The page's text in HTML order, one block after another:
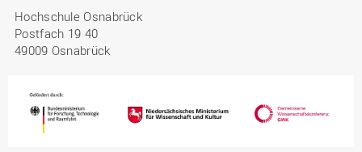
Hochschule Osnabrück
Postfach 19 40
49009 Osnabrück